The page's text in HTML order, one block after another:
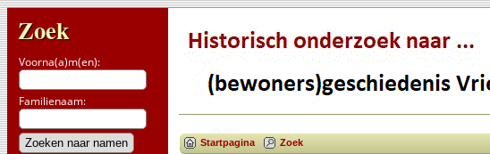
Zoek
Voorna(a)m(en):
Familienaam:
Startpagina Zoek